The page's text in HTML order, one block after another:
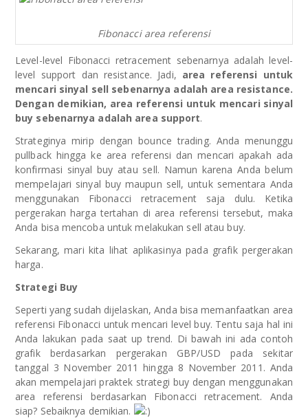
Fibonacci area referensi
Level-level Fibonacci retracement sebenarnya adalah level-
level support dan resistance. Jadi, area referensi untuk
mencari sinyal sell sebenarnya adalah area resistance.
Dengan demikian, area referensi untuk mencari sinyal
buy sebenarnya adalah area support.
Strateginya mirip dengan bounce trading. Anda menunggu
pullback hingga ke area referensi dan mencari apakah ada
konfirmasi sinyal buy atau sell. Namun karena Anda belum
mempelajari sinyal buy maupun sell, untuk sementara Anda
menggunakan Fibonacci retracement saja dulu. Ketika
pergerakan harga tertahan di area referensi tersebut, maka
Anda bisa mencoba untuk melakukan sell atau buy.
Sekarang, mari kita lihat aplikasinya pada grafik pergerakan
harga.
Strategi Buy
Seperti yang sudah dijelaskan, Anda bisa memanfaatkan area
referensi Fibonacci untuk mencari level buy. Tentu saja hal ini
Anda lakukan pada saat up trend. Di bawah ini ada contoh
grafik berdasarkan pergerakan GBP/USD pada sekitar
tanggal 3 November 2011 hingga 8 November 2011. Anda
akan mempelajari praktek strategi buy dengan menggunakan
area referensi berdasarkan Fibonacci retracement. Anda
siap? Sebaiknya demikian.